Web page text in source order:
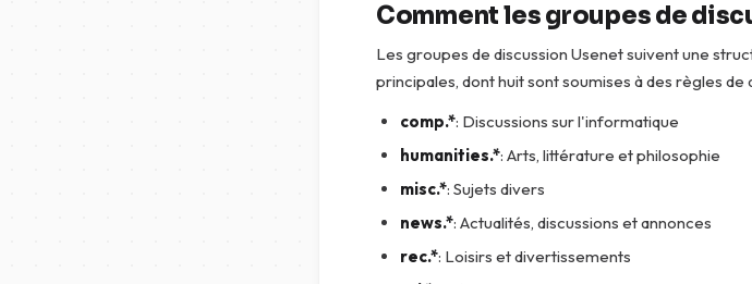
Comment les groupes de
Les groupes de discussion Usenet suivent une
principales, dont huit sont soumises à des règles
comp.*: Discussions sur l'informatique
humanities.*: Arts, littérature et philosophie
misc.*: Sujets divers
news.*: Actualités, discussions et annonces
rec.*: Loisirs et divertissements